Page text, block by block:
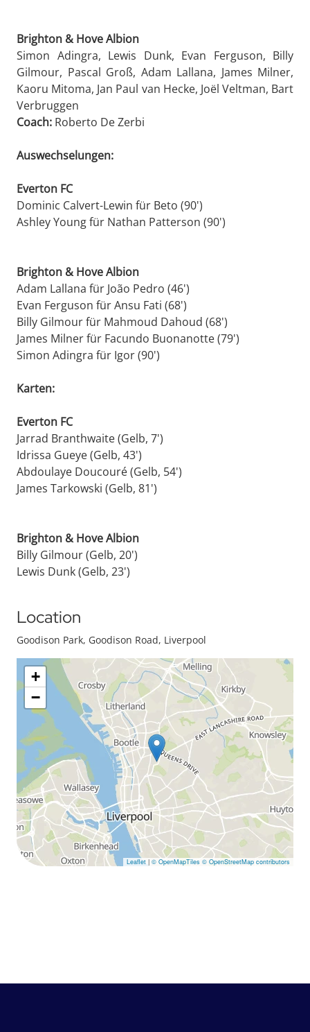
Brighton & Hove Albion
Simon Adingra, Lewis Dunk, Evan Ferguson, Billy
Gilmour, Pascal Groß, Adam Lallana, James Milner,
Kaoru Mitoma, Jan Paul van Hecke, Joël Veltman, Bart
Verbruggen
Coach: Roberto De Zerbi
Auswechselungen:
Everton FC
Dominic Calvert-Lewin für Beto (90')
Ashley Young für Nathan Patterson (90')
Brighton & Hove Albion
Adam Lallana für João Pedro (46')
Evan Ferguson für Ansu Fati (68')
Billy Gilmour für Mahmoud Dahoud (68')
James Milner für Facundo Buonanotte (79')
Simon Adingra für Igor (90')
Karten:
Everton FC
Jarrad Branthwaite (Gelb, 7')
Idrissa Gueye (Gelb, 43')
Abdoulaye Doucouré (Gelb, 54')
James Tarkowski (Gelb, 81')
Brighton & Hove Albion
Billy Gilmour (Gelb, 20')
Lewis Dunk (Gelb, 23')
Location
Goodison Park, Goodison Road, Liverpool
+
−
Leaflet | © OpenMapTiles © OpenStreetMap contributors